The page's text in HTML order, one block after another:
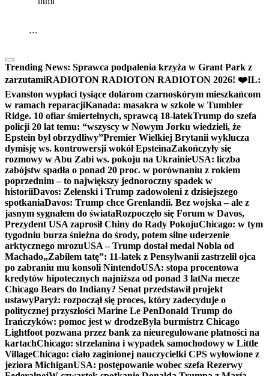
```
Trending News: Sprawca podpalenia krzyża w Grant Park z
zarzutamiRADIOTON RADIOTON RADIOTON 2026! ❤️IL:
Evanston wypłaci tysiące dolarom czarnoskórym mieszkańcom
w ramach reparacjiKanada: masakra w szkole w Tumbler
Ridge. 10 ofiar śmiertelnych, sprawcą 18-latekTrump do szefa
policji 20 lat temu: “wszyscy w Nowym Jorku wiedzieli, że
Epstein był obrzydliwy”Premier Wielkiej Brytanii wyklucza
dymisję ws. kontrowersji wokół EpsteinaZakończyły się
rozmowy w Abu Zabi ws. pokoju na UkrainieUSA: liczba
zabójstw spadła o ponad 20 proc. w porównaniu z rokiem
poprzednim – to największy jednoroczny spadek w
historiiDavos: Zełenski i Trump zadowoleni z dzisiejszego
spotkaniaDavos: Trump chce Grenlandii. Bez wojska – ale z
jasnym sygnałem do świataRozpoczęło się Forum w Davos,
Prezydent USA zaprosił Chiny do Rady PokojuChicago: w tym
tygodniu burza śnieżna do środy, potem silne uderzenie
arktycznego mrozuUSA – Trump dostał medal Nobla od
Machado„Zabiłem tatę”: 11-latek z Pensylwanii zastrzelił ojca
po zabraniu mu konsoli NintendoUSA: stopa procentowa
kredytów hipotecznych najniższa od ponad 3 latNa mecze
Chicago Bears do Indiany? Senat przedstawił projekt
ustawyParyż: rozpoczął się proces, który zadecyduje o
politycznej przyszłości Marine Le PenDonald Trump do
Irańczyków: pomoc jest w drodzeByła burmistrz Chicago
Lightfoot pozwana przez bank za nieuregulowane płatności na
kartachChicago: strzelanina i wypadek samochodowy w Little
VillageChicago: ciało zaginionej nauczycielki CPS wyłowione z
jeziora MichiganUSA: postępowanie wobec szefa Rezerwy